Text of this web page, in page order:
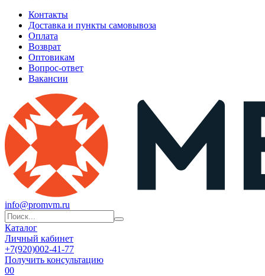
Контакты
Доставка и пункты самовывоза
Оплата
Возврат
Оптовикам
Вопрос-ответ
Вакансии
info@promvm.ru
Каталог
Личный кабинет
+7(920)002-41-77
Получить консультацию
00